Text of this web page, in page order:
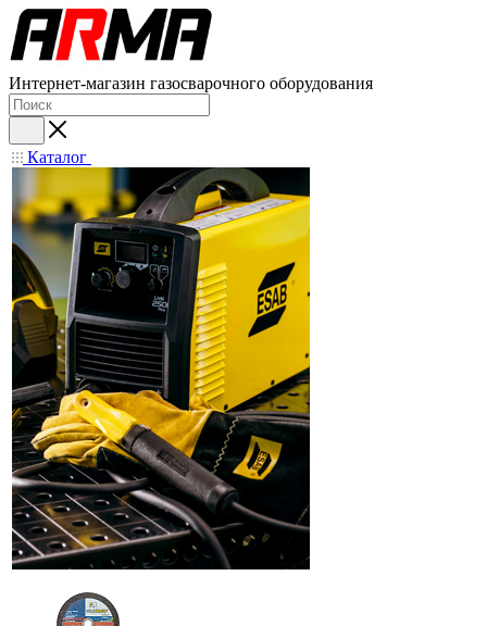
Интернет-магазин газосварочного оборудования
Каталог